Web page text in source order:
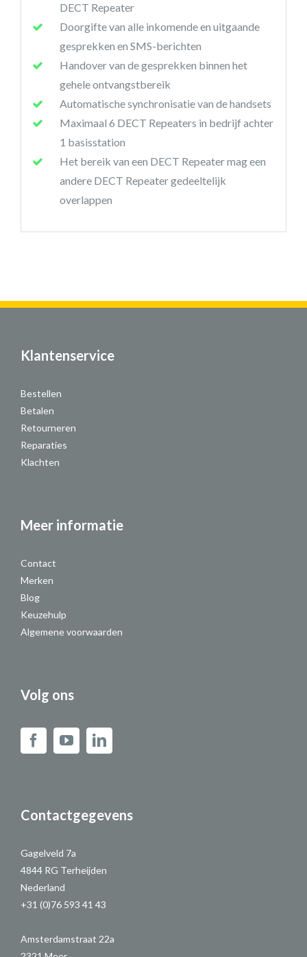
DECT Repeater
Doorgifte van alle inkomende en uitgaande
gesprekken en SMS-berichten
Handover van de gesprekken binnen het
gehele ontvangstbereik
Automatische synchronisatie van de handsets
Maximaal 6 DECT Repeaters in bedrijf achter
1 basisstation
Het bereik van een DECT Repeater mag een
andere DECT Repeater gedeeltelijk
overlappen
Klantenservice
Bestellen
Betalen
Retourneren
Reparaties
Klachten
Meer informatie
Contact
Merken
Blog
Keuzehulp
Algemene voorwaarden
Volg ons
Contactgegevens
Gagelveld 7a
4844 RG Terheijden
Nederland
+31 (0)76 593 41 43
Amsterdamstraat 22a